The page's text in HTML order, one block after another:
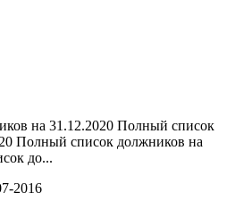
на 31.12.2020 Полный список
Полный список должников на
до...
2016